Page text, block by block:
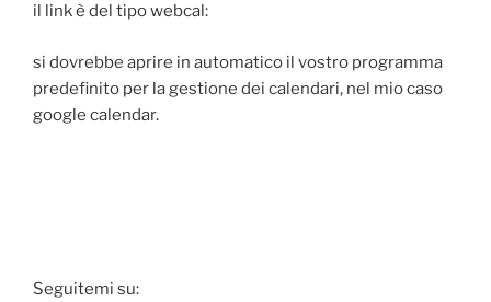
il link è del tipo webcal:
si dovrebbe aprire in automatico il vostro programma
predefinito per la gestione dei calendari, nel mio caso
google calendar.
Seguitemi su: